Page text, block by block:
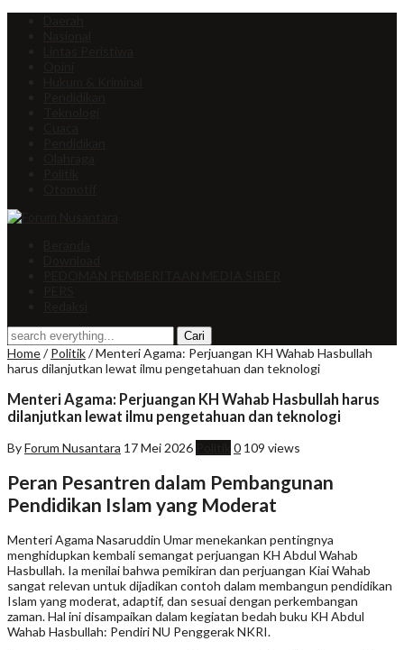
Home/Politik/Menteri Agama: Perjuangan KH Wahab Hasbullah
harus dilanjutkan lewat ilmu pengetahuan dan teknologi
Menteri Agama: Perjuangan KH Wahab Hasbullah harus
dilanjutkan lewat ilmu pengetahuan dan teknologi
ByForum Nusantara 17 Mei 2026 0 109 views
Peran Pesantren dalam Pembangunan
Pendidikan Islam yang Moderat
Menteri Agama Nasaruddin Umar menekankan pentingnya
menghidupkan kembali semangat perjuangan KH Abdul Wahab
Hasbullah. Ia menilai bahwa pemikiran dan perjuangan Kiai Wahab
sangat relevan untuk dijadikan contoh dalam membangun pendidikan
Islam yang moderat, adaptif, dan sesuai dengan perkembangan
zaman. Hal ini disampaikan dalam kegiatan bedah buku KH Abdul
Wahab Hasbullah: Pendiri NU Penggerak NKRI.